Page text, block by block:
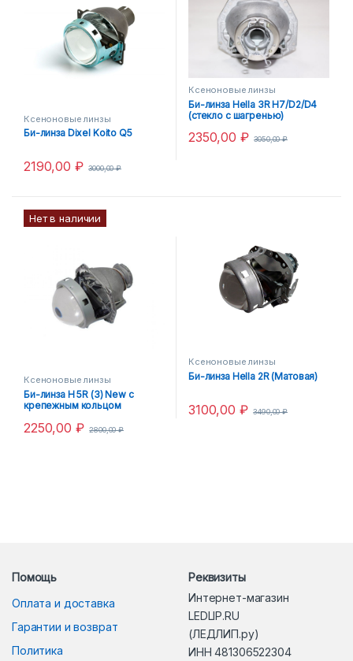
Ксеноновые линзы
Би-линза Dixel Koito Q5
2190,00 ₽ 3000,00₽
Ксеноновые линзы
Би-линза Hella 3R H7/D2/D4
(стекло с шагренью)
2350,00 ₽ 3050,00₽
Нет в наличии
Ксеноновые линзы
Би-линза H 5R (3) New с
крепежным кольцом
2250,00 ₽ 2800,00₽
Ксеноновые линзы
Би-линза Hella 2R (Матовая)
3100,00 ₽ 3490,00₽
Помощь
Оплата и доставка
Гарантии и возврат
Политика
Реквизиты
Интернет-магазин
LEDLIP.RU
(ЛЕДЛИП.ру)
ИНН 481306522304